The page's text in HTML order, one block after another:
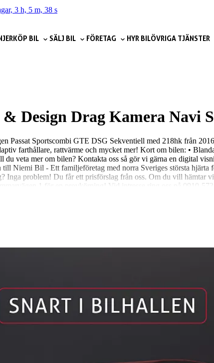
3 h, 5 m, 36 s
KÖP BIL SÄLJ BIL FÖRETAG HYR BILÖVRIGA TJÄNSTER
Design Drag Kamera Navi
Passat Sportscombi GTE DSG Sekventiell med 218hk från
farthållare, rattvärme och mycket mer! Kort om bilen: •
veta mer om bilen? Kontakta oss så gör vi gärna en digital
Niemi Bil - Ett familjeföretag med norra Sveriges största
problem! Du får ett prisförslag från oss. Om du vill hämtar vi
1 för en provkörning! Vid intresse ring oss på 0910-573